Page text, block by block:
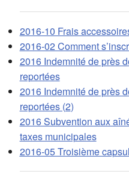
2016-10 Frais
2016-02 Comment
2016 Indemnité de près
reportées
2016 Indemnité de près
reportées (2)
2016 Subvention aux
taxes municipales
2016-05 Troisième